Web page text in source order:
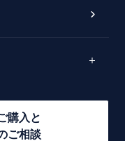
購入と
ご相談